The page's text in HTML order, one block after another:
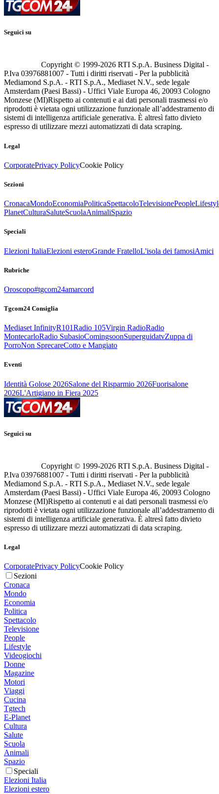
Seguici su
Copyright © 1999-2026 RTI S.p.A. Business Digital -
P.Iva 03976881007 - Tutti i diritti riservati - Per la pubblicità
Mediamond S.p.A. - RTI S.p.A., Mediaset N.V., sede legale
Amsterdam (Paesi Bassi) - Uffici Viale Europa 46, 20093 Cologno
Monzese (MI)Rispetto ai contenuti e ai dati personali trasmessi e/o
riprodotti è vietata ogni utilizzazione funzionale all’addestramento di
sistemi di intelligenza artificiale generativa. È altresì fatto divieto
espresso di utilizzare mezzi automatizzati di data scraping.
Legal
CorporatePrivacy PolicyCookie Policy
Sezioni
CronacaMondoEconomiaPoliticaSpettacoloTelevisionePeople
PlanetCulturaSaluteScuolaAnimaliSpazio
Speciali
Elezioni ItaliaElezioni esteroGrande FratelloL'isola dei famosiAmici
Rubriche
Oroscopo#tgcom24amarcord
Tgcom24 Consiglia
Mediaset InfinityR101Radio 105Virgin RadioRadio
MontecarloRadio SubasioComingsoonSuperguidatvZuppa di
PorroNon SprecareCotto e Mangiato
Eventi
Identità Golose 2026Salone del Risparmio 2026Fuorisalone
2026L'Artigiano in Fiera 2025
Seguici su
Copyright © 1999-2026 RTI S.p.A. Business Digital -
P.Iva 03976881007 - Tutti i diritti riservati - Per la pubblicità
Mediamond S.p.A. - RTI S.p.A., Mediaset N.V., sede legale
Amsterdam (Paesi Bassi) - Uffici Viale Europa 46, 20093 Cologno
Monzese (MI)Rispetto ai contenuti e ai dati personali trasmessi e/o
riprodotti è vietata ogni utilizzazione funzionale all’addestramento di
sistemi di intelligenza artificiale generativa. È altresì fatto divieto
espresso di utilizzare mezzi automatizzati di data scraping.
Legal
CorporatePrivacy PolicyCookie Policy
Sezioni
Cronaca
Mondo
Economia
Politica
Spettacolo
Televisione
People
Lifestyle
Videogiochi
Donne
Magazine
Motori
Viaggi
Cucina
Tgtech
E-Planet
Cultura
Salute
Scuola
Animali
Spazio
Speciali
Elezioni Italia
Elezioni estero